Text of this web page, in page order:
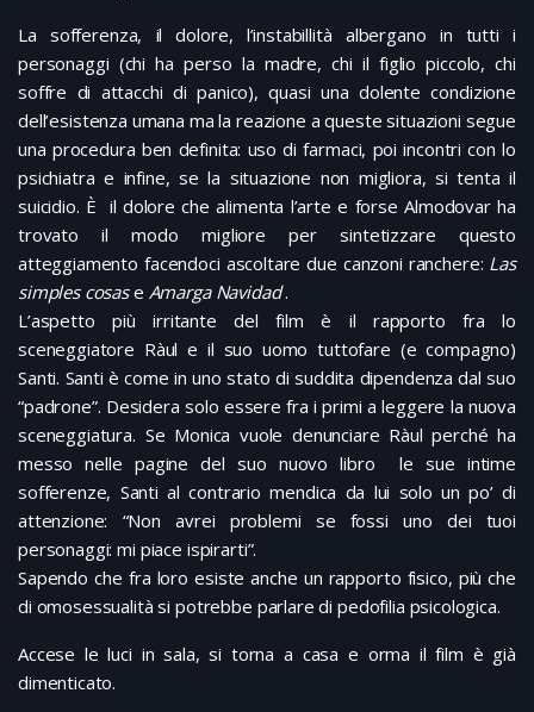
La sofferenza, il dolore, l’instabillità albergano in tutti i
personaggi (chi ha perso la madre, chi il figlio piccolo, chi
soffre di attacchi di panico), quasi una dolente condizione
dell’esistenza umana ma la reazione a queste situazioni segue
una procedura ben definita: uso di farmaci, poi incontri con lo
psichiatra e infine, se la situazione non migliora, si tenta il
suicidio. È il dolore che alimenta l’arte e forse Almodovar ha
trovato il modo migliore per sintetizzare questo
atteggiamento facendoci ascoltare due canzoni ranchere: Las
simples cosase Amarga Navidad.
L’aspetto più irritante del film è il rapporto fra lo
sceneggiatore Ràul e il suo uomo tuttofare (e compagno)
Santi. Santi è come in uno stato di suddita dipendenza dal suo
“padrone”. Desidera solo essere fra i primi a leggere la nuova
sceneggiatura. Se Monica vuole denunciare Ràul perché ha
messo nelle pagine del suo nuovo libro le sue intime
sofferenze, Santi al contrario mendica da lui solo un po’ di
attenzione: “Non avrei problemi se fossi uno dei tuoi
personaggi: mi piace ispirarti”.
Sapendo che fra loro esiste anche un rapporto fisico, più che
di omosessualità si potrebbe parlare di pedofilia psicologica.
Accese le luci in sala, si torna a casa e orma il film è già
dimenticato.